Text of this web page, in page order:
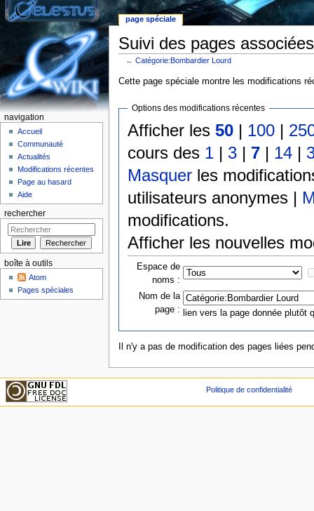
Suivi des pages
←Catégorie:Bombardier Lourd
Cette page spéciale montre les modifications
Options des modifications récentes
Afficher les50 | 100 |
cours des 1 | 3 | 7 | 14 |
Masquer les
utilisateurs anonymes |
modifications.
Afficher les nouvelles
Espace de
noms :
Nom de la
page : lien vers la page donnée plutôt
Il n'y a pas de modification des pages liées
page spéciale
navigation
Accueil
Communauté
Actualités
Modifications récentes
Page au hasard
Aide
rechercher
boîte à outils
Atom
Pages spéciales
Politique de confidentialité